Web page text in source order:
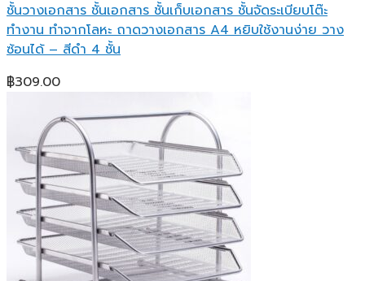
ชั้นวางเอกสาร ชั้นเอกสาร ชั้นเก็บเอกสาร ชั้นจัดระเบียบโต๊ะ
ทำงาน ทำจากโลหะ ถาดวางเอกสาร A4 หยิบใช้งานง่าย วาง
ซ้อนได้ – สีดำ 4 ชั้น
฿309.00